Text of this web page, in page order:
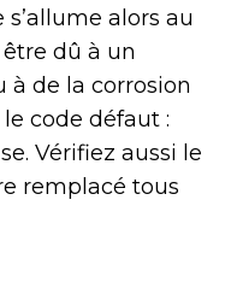
s’allume alors au
dû à un
à de la corrosion
code défaut :
Vérifiez aussi le
remplacé tous